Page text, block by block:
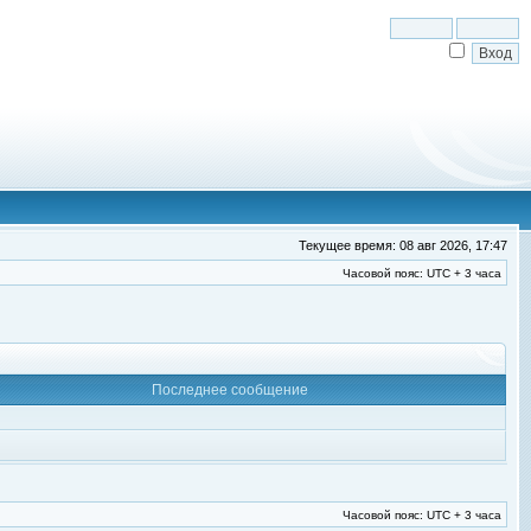
Текущее время: 08 авг 2026, 17:47
Часовой пояс: UTC + 3 часа
Последнее сообщение
Часовой пояс: UTC + 3 часа